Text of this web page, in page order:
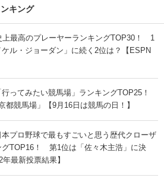
キング
上最高のプレーヤーランキングTOP30！ 1
ル・ジョーダン」に続く2位は？【ESPN
行ってみたい競馬場」ランキングTOP25！
都競馬場」【9月16日は競馬の日！】
本プロ野球で最もすごいと思う歴代クローザ
グTOP16！ 第1位は「佐々木主浩」に決
最新投票結果】